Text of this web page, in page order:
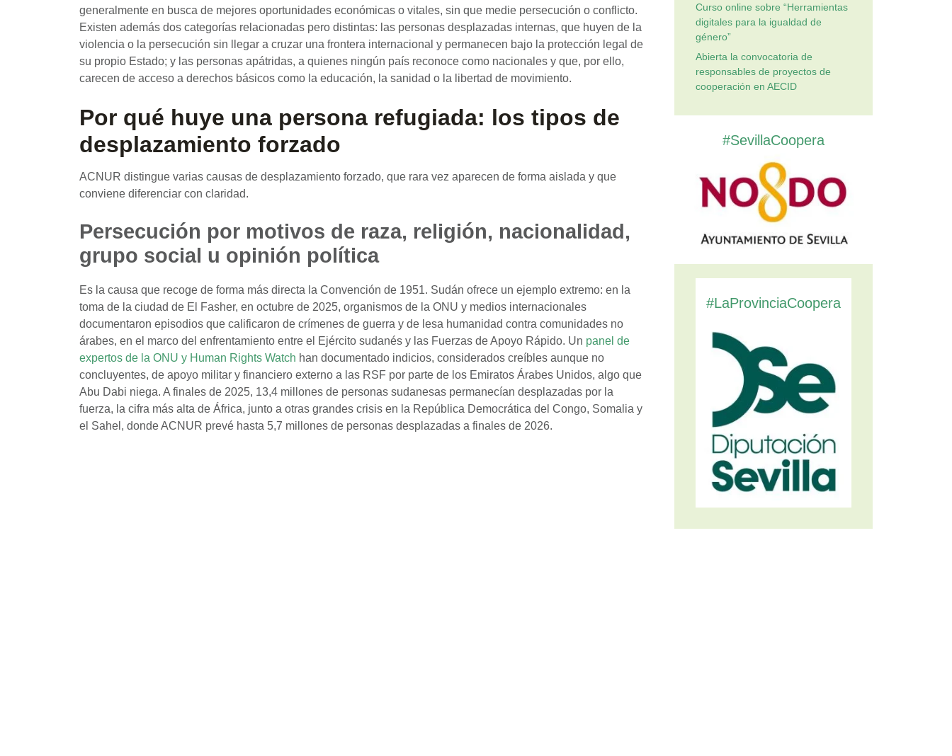
generalmente en busca de mejores oportunidades económicas o vitales, sin que medie persecución o conflicto.
Existen además dos categorías relacionadas pero distintas: las personas desplazadas internas, que huyen de la
violencia o la persecución sin llegar a cruzar una frontera internacional y permanecen bajo la protección legal de
su propio Estado; y las personas apátridas, a quienes ningún país reconoce como nacionales y que, por ello,
carecen de acceso a derechos básicos como la educación, la sanidad o la libertad de movimiento.
Por qué huye una persona refugiada: los tipos de
desplazamiento forzado
ACNUR distingue varias causas de desplazamiento forzado, que rara vez aparecen de forma aislada y que
conviene diferenciar con claridad.
Persecución por motivos de raza, religión, nacionalidad,
grupo social u opinión política
Es la causa que recoge de forma más directa la Convención de 1951. Sudán ofrece un ejemplo extremo: en la
toma de la ciudad de El Fasher, en octubre de 2025, organismos de la ONU y medios internacionales
documentaron episodios que calificaron de crímenes de guerra y de lesa humanidad contra comunidades no
árabes, en el marco del enfrentamiento entre el Ejército sudanés y las Fuerzas de Apoyo Rápido. Un panel de
expertos de la ONU y Human Rights Watch han documentado indicios, considerados creíbles aunque no
concluyentes, de apoyo militar y financiero externo a las RSF por parte de los Emiratos Árabes Unidos, algo que
Abu Dabi niega. A finales de 2025, 13,4 millones de personas sudanesas permanecían desplazadas por la
fuerza, la cifra más alta de África, junto a otras grandes crisis en la República Democrática del Congo, Somalia y
el Sahel, donde ACNUR prevé hasta 5,7 millones de personas desplazadas a finales de 2026.
Curso online sobre “Herramientas
digitales para la igualdad de
género”
Abierta la convocatoria de
responsables de proyectos de
cooperación en AECID
#SevillaCoopera
#LaProvinciaCoopera